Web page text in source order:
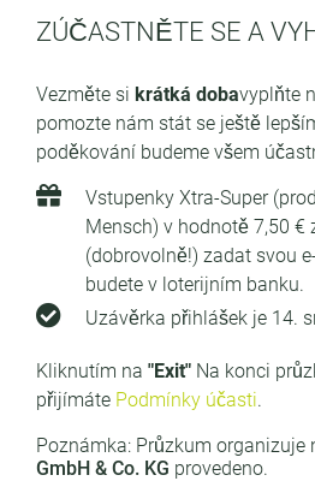
ZÚČASTNĚTE SE A
Vezměte si krátká dobavyplňte
pomozte nám stát se ještě
poděkování budeme všem
Vstupenky Xtra-Super
Mensch) v hodnotě 7,50 €
(dobrovolně!) zadat svou
budete v loterijním banku.
Uzávěrka přihlášek je 14.
Kliknutím na "Exit" Na konci
přijímáte Podmínky účasti.
Poznámka: Průzkum organizuje
GmbH & Co. KG provedeno.